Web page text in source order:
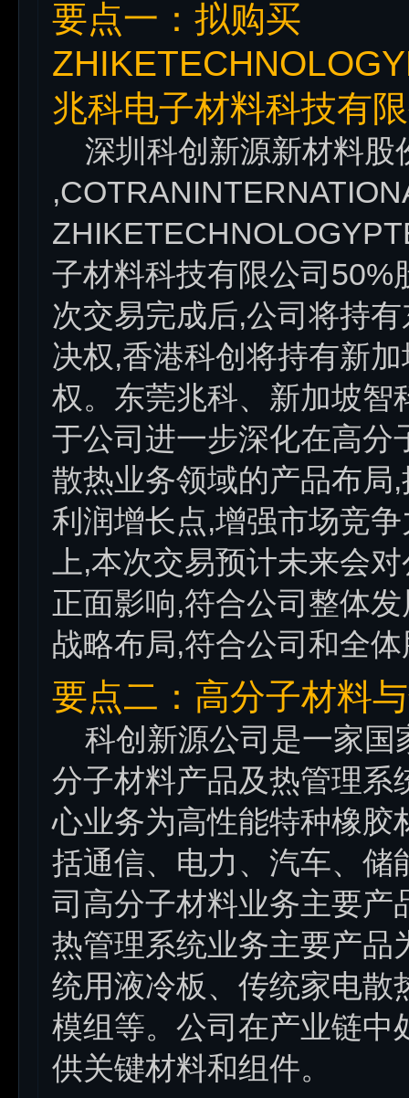
要点一：拟购买
兆科电子材料科技有
深圳科创新源新材料股
子材料科技有限公司50%
次交易完成后,公司将持
决权,香港科创将持有新
权。东莞兆科、新加坡智
于公司进一步深化在高分
散热业务领域的产品布局
利润增长点,增强市场竞
上,本次交易预计未来会
正面影响,符合公司整体
战略布局,符合公司和全
要点二：高分子材料
科创新源公司是一家国
分子材料产品及热管理系
心业务为高性能特种橡胶
括通信、电力、汽车、储
司高分子材料业务主要产
热管理系统业务主要产品
统用液冷板、传统家电散
模组等。公司在产业链中
供关键材料和组件。